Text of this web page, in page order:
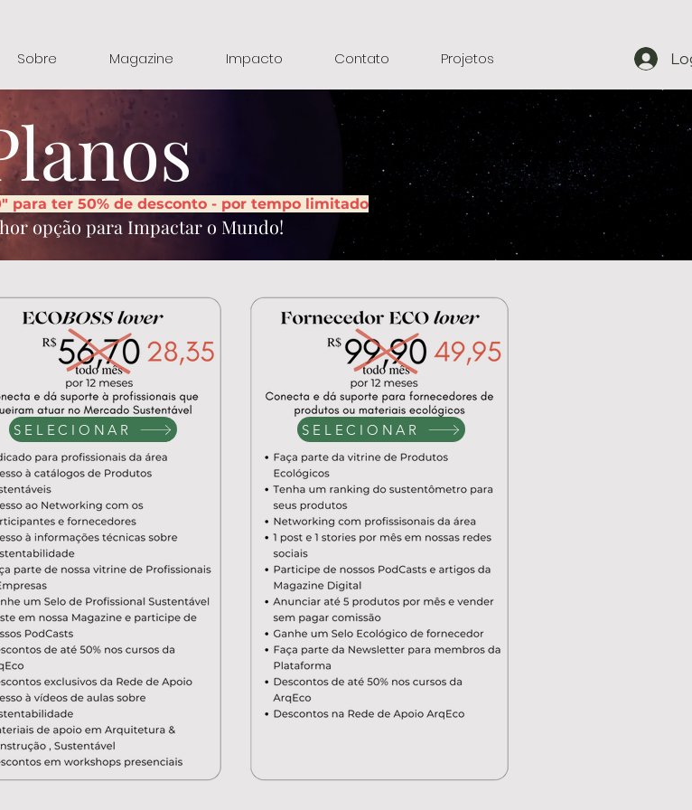
Sobre Magazine Impacto Contato Projetos
para ter 50% de desconto - por tempo limitado
opção para Impactar o Mundo!
SELECIONAR SELECIONAR